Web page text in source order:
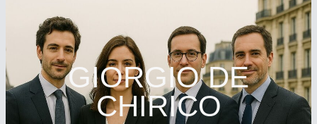
GIORGIO DE
CHIRICO